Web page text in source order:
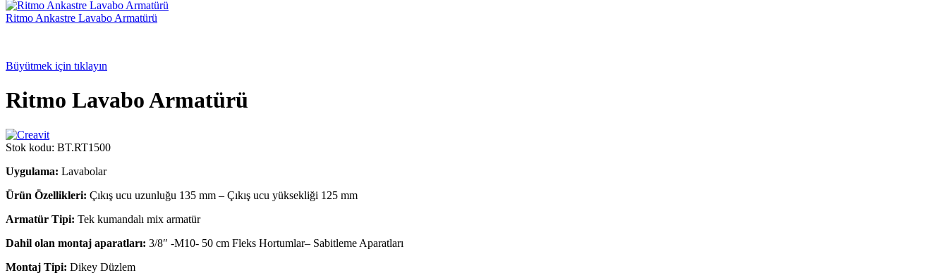
Ritmo Ankastre Lavabo Armatürü
Büyütmek için tıklayın
Ritmo Lavabo Armatürü
Stok kodu: BT.RT1500
Uygulama: Lavabolar
Ürün Özellikleri: Çıkış ucu uzunluğu 135 mm – Çıkış ucu yüksekliği 125 mm
Armatür Tipi: Tek kumandalı mix armatür
Dahil olan montaj aparatları: 3/8″ -M10- 50 cm Fleks Hortumlar– Sabitleme Aparatları
Montaj Tipi: Dikey Düzlem